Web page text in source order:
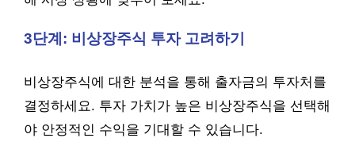
3단계: 비상장주식 투자 고려하기
비상장주식에 대한 분석을 통해 출자금의 투자처를
결정하세요. 투자 가치가 높은 비상장주식을 선택해
야 안정적인 수익을 기대할 수 있습니다.